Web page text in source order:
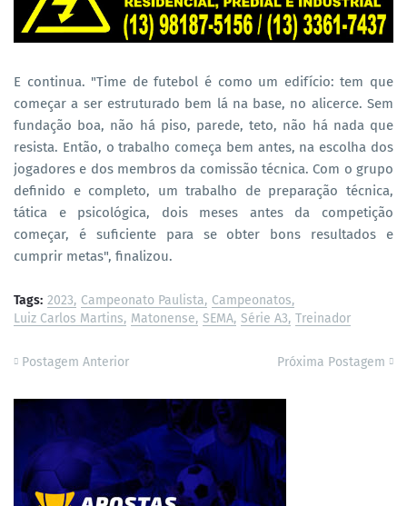
E continua. "Time de futebol é como um edifício: tem que
começar a ser estruturado bem lá na base, no alicerce. Sem
fundação boa, não há piso, parede, teto, não há nada que
resista. Então, o trabalho começa bem antes, na escolha dos
jogadores e dos membros da comissão técnica. Com o grupo
definido e completo, um trabalho de preparação técnica,
tática e psicológica, dois meses antes da competição
começar, é suficiente para se obter bons resultados e
cumprir metas", finalizou.
Tags: 2023 Campeonato Paulista Campeonatos
Luiz Carlos Martins Matonense SEMA Série A3 Treinador
Postagem Anterior Próxima Postagem